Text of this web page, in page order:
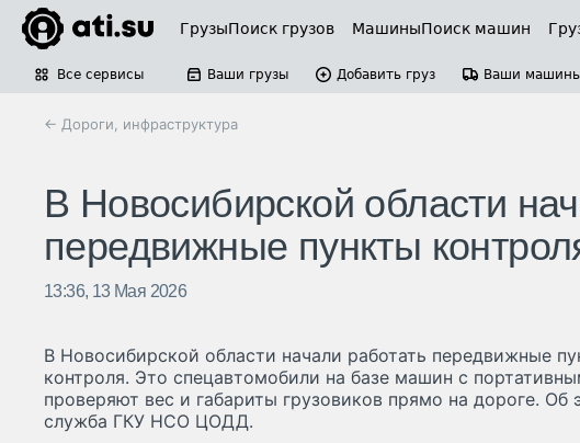
ГрузыПоиск грузов МашиныПоиск машин
Все сервисы Ваши грузы Добавить груз Ваши
← Дороги, инфраструктура
В Новосибирской области
передвижные пункты
13:36, 13 Мая 2026
В Новосибирской области начали работать передвижные
контроля. Это спецавтомобили на базе машин с
проверяют вес и габариты грузовиков прямо на дороге.
служба ГКУ НСО ЦОДД.